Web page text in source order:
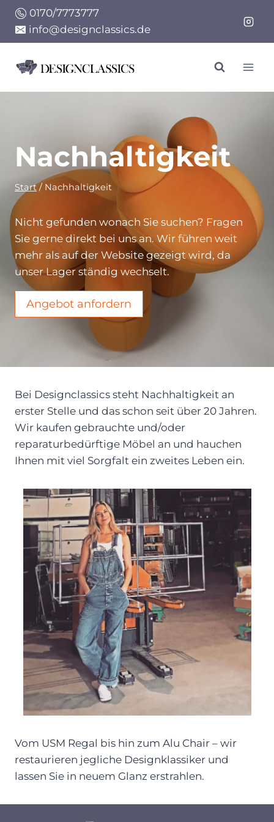
Zum
Inhalt
springen
0170/7773777
info@designclassics.de
Nachhaltigkeit
Start / Nachhaltigkeit
Nicht gefunden wonach Sie suchen? Fragen
Sie gerne direkt bei uns an. Wir führen weit
mehr als auf der Website gezeigt wird, da
unser Lager ständig wechselt.
Angebot anfordern
Bei Designclassics steht Nachhaltigkeit an
erster Stelle und das schon seit über 20 Jahren.
Wir kaufen gebrauchte und/oder
reparaturbedürftige Möbel an und hauchen
Ihnen mit viel Sorgfalt ein zweites Leben ein.
Vom USM Regal bis hin zum Alu Chair – wir
restaurieren jegliche Designklassiker und
lassen Sie in neuem Glanz erstrahlen.